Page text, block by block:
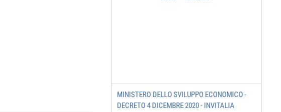
MINISTERO DELLO SVILUPPO ECONOMICO -
DECRETO 4 DICEMBRE 2020 - INVITALIA